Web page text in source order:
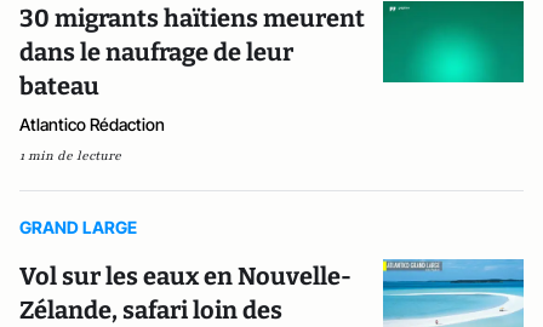
30 migrants haïtiens meurent
dans le naufrage de leur
bateau
Atlantico Rédaction
1 min de lecture
GRAND LARGE
Vol sur les eaux en Nouvelle-
Zélande, safari loin des